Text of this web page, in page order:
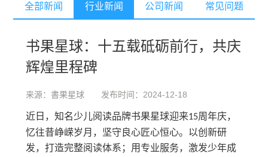
全部新闻 行业新闻 公司新闻 常见问题
书果星球：十五载砥砺前行，共庆
辉煌里程碑
来源：書果星球 发布时间：2024-12-18
近日，知名少儿阅读品牌书果星球迎来15周年庆，
忆往昔峥嵘岁月，坚守良心匠心恒心。 以创新研
发，打造完整阅读体系；用专业服务，激发少年成